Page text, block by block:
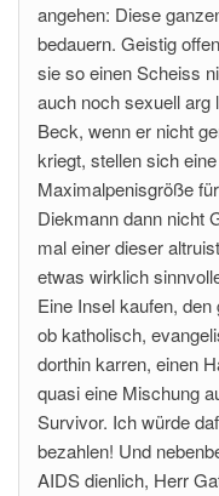
angehen: Diese
bedauern. Geistig
sie so einen Scheiss
auch noch sexuell arg
Beck, wenn er nicht
kriegt, stellen sich
Maximalpenisgröße
Diekmann dann nicht
mal einer dieser
etwas wirklich
Eine Insel kaufen,
ob katholisch,
dorthin karren, einen
quasi eine Mischung
Survivor. Ich würde
bezahlen! Und
AIDS dienlich, Herr